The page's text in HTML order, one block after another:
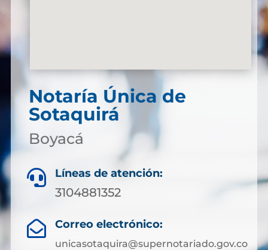
Notaría Única de
Sotaquirá
Boyacá
 Líneas de atención:
3104881352
 Correo electrónico:
unicasotaquira@supernotariado.gov.co